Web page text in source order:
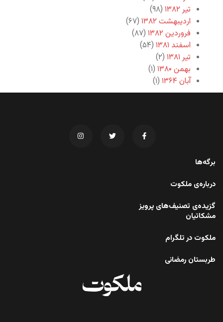
تیر ۱۳۸۲
(۹۸)
اردیبهشت ۱۳۸۲
(۶۷)
فروردین ۱۳۸۲
(۸۷)
اسفند ۱۳۸۱
(۵۴)
تیر ۱۳۸۱
(۲)
بهمن ۱۳۸۰
(۱)
آبان ۱۳۶۴
(۱)
برگه‌ها
درباره‌ی ملکوت
گزیده‌ی تصنیف‌های پرویز
مشکاتیان
ملکوت در تلگرام
طربستان رمضانی